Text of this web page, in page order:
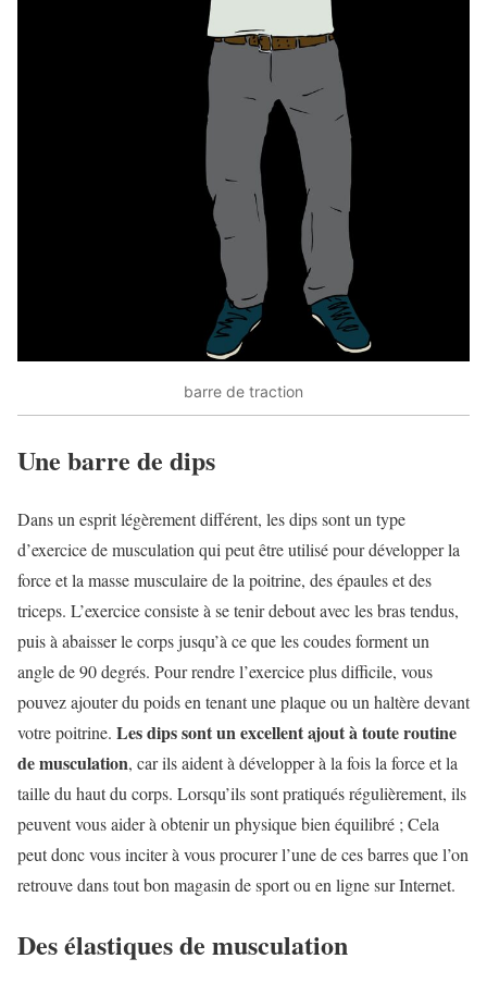
barre de traction
Une barre de dips
Dans un esprit légèrement différent, les dips sont un type
d’exercice de musculation qui peut être utilisé pour développer la
force et la masse musculaire de la poitrine, des épaules et des
triceps. L’exercice consiste à se tenir debout avec les bras tendus,
puis à abaisser le corps jusqu’à ce que les coudes forment un
angle de 90 degrés. Pour rendre l’exercice plus difficile, vous
pouvez ajouter du poids en tenant une plaque ou un haltère devant
votre poitrine. Les dips sont un excellent ajout à toute routine
de musculation, car ils aident à développer à la fois la force et la
taille du haut du corps. Lorsqu’ils sont pratiqués régulièrement, ils
peuvent vous aider à obtenir un physique bien équilibré ; Cela
peut donc vous inciter à vous procurer l’une de ces barres que l’on
retrouve dans tout bon magasin de sport ou en ligne sur Internet.
Des élastiques de musculation